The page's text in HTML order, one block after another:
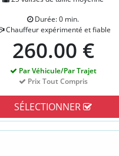
Durée: 0 min.
Chauffeur expérimenté et fiable
260.00 €
Par Véhicule/Par Trajet
Prix Tout Compris
SÉLECTIONNER